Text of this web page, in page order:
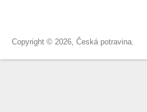
Copyright © 2026, Česká potravina.